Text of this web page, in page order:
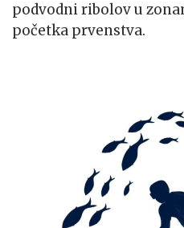
podvodni ribolov u
početka prvenstva.